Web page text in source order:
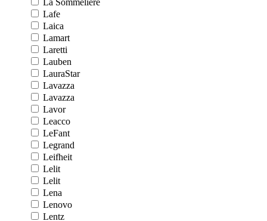
La Sommeliere
Lafe
Laica
Lamart
Laretti
Lauben
LauraStar
Lavazza
Lavazza
Lavor
Leacco
LeFant
Legrand
Leifheit
Lelit
Lelit
Lena
Lenovo
Lentz